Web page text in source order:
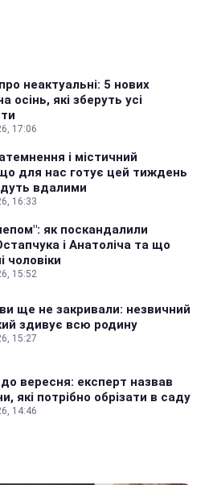
неактуальні: 5 нових
осінь, які зберуть усі
17:06
і містичний
для нас готує цей тиждень
вдалими
16:33
як поскандалили
і Анатоліча та що
чоловіки
15:52
ще не закривали: незвичний
здивує всю родину
15:27
до вересня: експерт назвав
які потрібно обрізати в саду
14:46